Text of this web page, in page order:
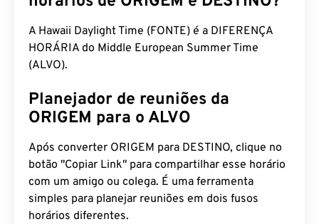
A Hawaii Daylight Time (FONTE) é a DIFERENÇA
HORÁRIA do Middle European Summer Time
(ALVO).
Planejador de reuniões da
ORIGEM para o ALVO
Após converter ORIGEM para DESTINO, clique no
botão "Copiar Link" para compartilhar esse horário
com um amigo ou colega. É uma ferramenta
simples para planejar reuniões em dois fusos
horários diferentes.